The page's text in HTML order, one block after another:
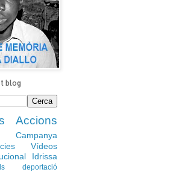
blog
Accions
Campanya
Vídeos
Idrissa
deportació